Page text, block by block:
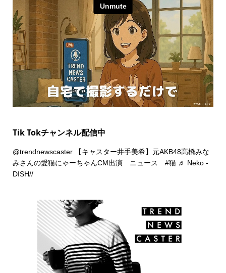
Tik Tokチャンネル配信中
@trendnewscaster【キャスター井手美希】元AKB48高橋みな
みさんの愛猫にゃーちゃんCM出演 ニュース #猫 ♬ Neko -
DISH//